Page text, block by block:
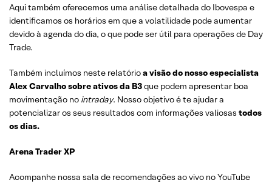
Aqui também oferecemos uma análise detalhada do Ibovespa e
identificamos os horários em que a volatilidade pode aumentar
devido à agenda do dia, o que pode ser útil para operações de Day
Trade.
Também incluímos neste relatórioa visão do nosso especialista
Alex Carvalho sobre ativos da B3que podem apresentar boa
movimentação no intraday. Nosso objetivo é te ajudar a
potencializar os seus resultados com informações valiosas todos
os dias.
Arena Trader XP
Acompanhe nossa sala de recomendações ao vivo no YouTube